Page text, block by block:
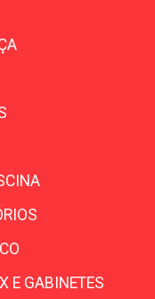
E GABINETES